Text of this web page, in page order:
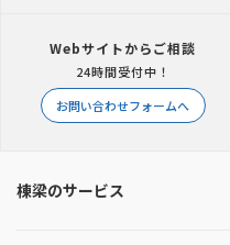
Webサイトからご相談
24時間受付中！
お問い合わせフォームへ
棟梁のサービス